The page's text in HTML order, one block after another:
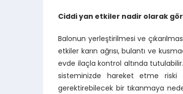
Ciddi yan etkiler nadir olarak
Balonun yerleştirilmesi ve
etkiler karın ağrısı, bulantı ve
evde ilaçla kontrol altında
sisteminizde hareket etme
gerektirebilecek bir tıkanmaya